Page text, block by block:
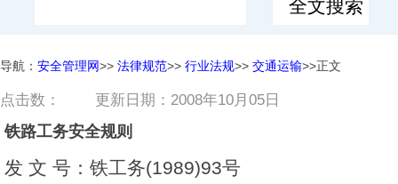
导航： 安全管理网>> 法律规范>> 行业法规>> 交通运输>>正文
点击数： 更新日期：2008年10月05日
铁路工务安全规则
发 文 号：铁工务(1989)93号